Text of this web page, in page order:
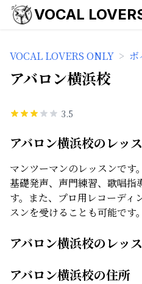
VOCAL
VOCAL LOVERS ONLY >
アバロン横浜校
3.5
アバロン横浜校のレッ
マンツーマンのレッスンです
基礎発声、声門練習、歌唱指
す。また、プロ用レコーディ
スンを受けることも可能です。
アバロン横浜校のレッ
アバロン横浜校の住所